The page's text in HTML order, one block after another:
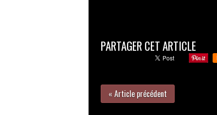
PARTAGER CET ARTICLE
« Article précédent